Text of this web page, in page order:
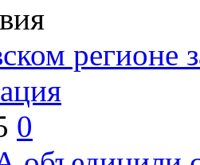
регионе
0